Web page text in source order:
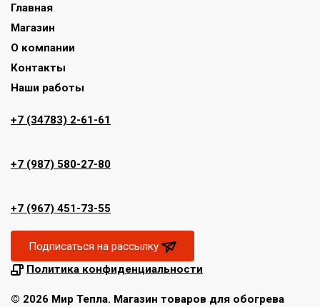
Главная
Магазин
О компании
Контакты
Наши работы
+7 (34783) 2-61-61
+7 (987) 580-27-80
+7 (967) 451-73-55
Подписаться на рассылку
Политика конфиденциальности
© 2026 Мир Тепла. Магазин товаров для обогрева